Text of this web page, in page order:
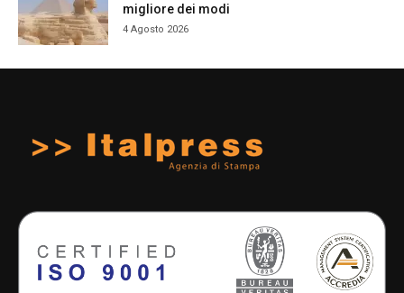
migliore dei modi
4 Agosto 2026